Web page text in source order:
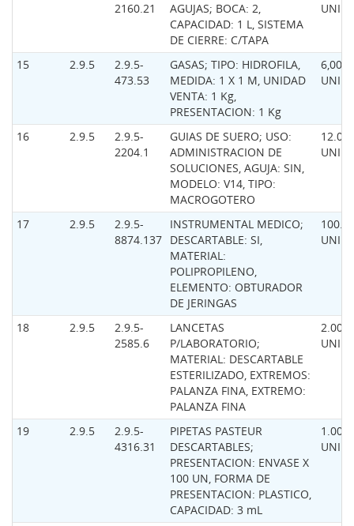
2160.21
AGUJAS; BOCA: 2,
CAPACIDAD: 1 L, SISTEMA
DE CIERRE: C/TAPA
15 2.9.5
2.9.5-
473.53
GASAS; TIPO: HIDROFILA,
MEDIDA: 1 X 1 M, UNIDAD
VENTA: 1 Kg,
PRESENTACION: 1 Kg
6,00
16 2.9.5
2.9.5-
2204.1
GUIAS DE SUERO; USO:
ADMINISTRACION DE
SOLUCIONES, AGUJA: SIN,
MODELO: V14, TIPO:
MACROGOTERO
17 2.9.5
2.9.5-
8874.137
INSTRUMENTAL MEDICO;
DESCARTABLE: SI,
MATERIAL:
POLIPROPILENO,
ELEMENTO: OBTURADOR
DE JERINGAS
18 2.9.5
2.9.5-
2585.6
LANCETAS
P/LABORATORIO;
MATERIAL: DESCARTABLE
ESTERILIZADO, EXTREMOS:
PALANZA FINA, EXTREMO:
PALANZA FINA
19 2.9.5
2.9.5-
4316.31
PIPETAS PASTEUR
DESCARTABLES;
PRESENTACION: ENVASE X
100 UN, FORMA DE
PRESENTACION: PLASTICO,
CAPACIDAD: 3 mL